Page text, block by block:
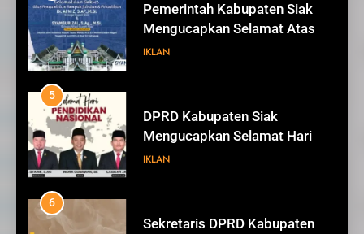
Pemerintah Kabupaten Siak
Mengucapkan Selamat Atas
Pengambilan Sumpah Jabatan
IKLAN
5
DPRD Kabupaten Siak
Mengucapkan Selamat Hari
Pendidikan Nasional
IKLAN
6
Sekretaris DPRD Kabupaten
78